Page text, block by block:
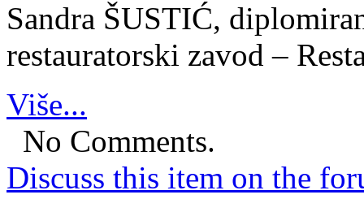
Sandra ŠUSTIĆ,
restauratorski zavod –
Više...
No Comments.
Discuss this item on the